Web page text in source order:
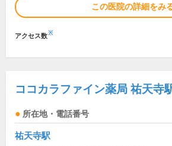
この医院の詳細をみ
アクセス数※
ココカラファイン薬局 祐天寺
所在地・電話番号
祐天寺駅